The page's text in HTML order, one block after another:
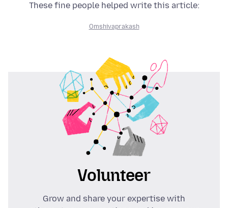
These fine people helped write this article:
Omshivaprakash
Volunteer
Grow and share your expertise with